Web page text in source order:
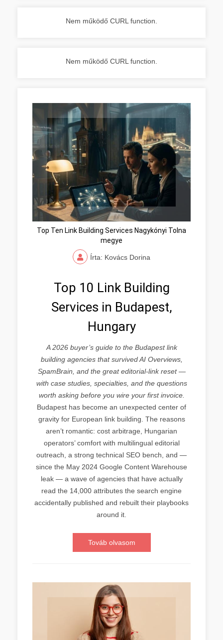
Nem működő CURL function.
Nem működő CURL function.
Top Ten Link Building Services Nagykónyi Tolna
megye
Írta: Kovács Dorina
Top 10 Link Building
Services in Budapest,
Hungary
A 2026 buyer’s guide to the Budapest link
building agencies that survived AI Overviews,
SpamBrain, and the great editorial-link reset —
with case studies, specialties, and the questions
worth asking before you wire your first invoice.
Budapest has become an unexpected center of
gravity for European link building. The reasons
aren’t romantic: cost arbitrage, Hungarian
operators’ comfort with multilingual editorial
outreach, a strong technical SEO bench, and —
since the May 2024 Google Content Warehouse
leak — a wave of agencies that have actually
read the 14,000 attributes the search engine
accidentally published and rebuilt their playbooks
around it.
Továb olvasom